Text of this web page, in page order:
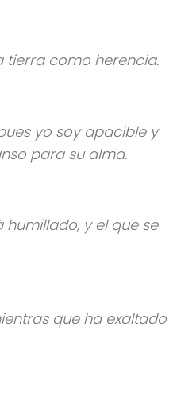
tierra como herencia.
yo soy apacible y
para su alma.
y el que se
que ha exaltado